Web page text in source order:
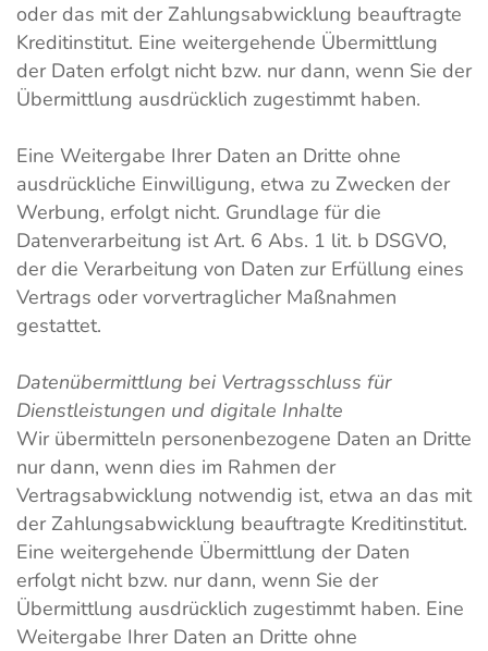
oder das mit der Zahlungsabwicklung beauftragte
Kreditinstitut. Eine weitergehende Übermittlung
der Daten erfolgt nicht bzw. nur dann, wenn Sie der
Übermittlung ausdrücklich zugestimmt haben.
Eine Weitergabe Ihrer Daten an Dritte ohne
ausdrückliche Einwilligung, etwa zu Zwecken der
Werbung, erfolgt nicht. Grundlage für die
Datenverarbeitung ist Art. 6 Abs. 1 lit. b DSGVO,
der die Verarbeitung von Daten zur Erfüllung eines
Vertrags oder vorvertraglicher Maßnahmen
gestattet.
Datenübermittlung bei Vertragsschluss für
Dienstleistungen und digitale Inhalte
Wir übermitteln personenbezogene Daten an Dritte
nur dann, wenn dies im Rahmen der
Vertragsabwicklung notwendig ist, etwa an das mit
der Zahlungsabwicklung beauftragte Kreditinstitut.
Eine weitergehende Übermittlung der Daten
erfolgt nicht bzw. nur dann, wenn Sie der
Übermittlung ausdrücklich zugestimmt haben. Eine
Weitergabe Ihrer Daten an Dritte ohne